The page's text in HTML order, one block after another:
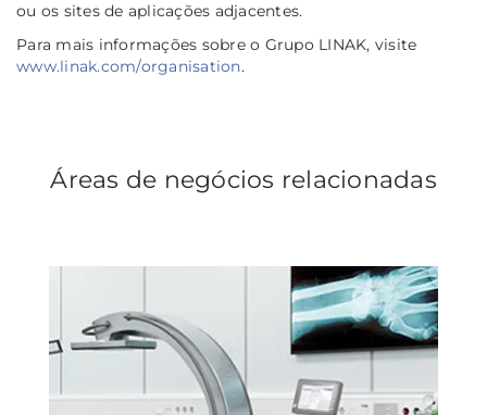
ou os sites de aplicações adjacentes.
Para mais informações sobre o Grupo LINAK, visite
www.linak.com/organisation.
Áreas de negócios relacionadas